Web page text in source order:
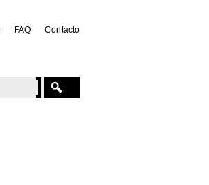
FAQ Contacto